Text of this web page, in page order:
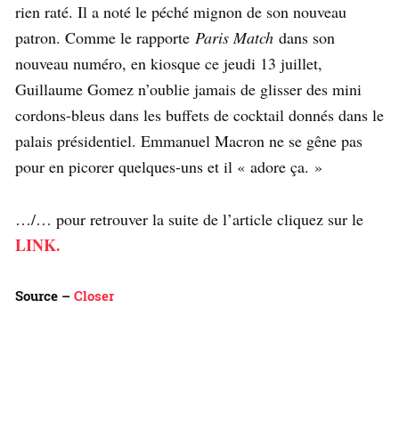
rien raté. Il a noté le péché mignon de son nouveau
patron. Comme le rapporte Paris Match dans son
nouveau numéro, en kiosque ce jeudi 13 juillet,
Guillaume Gomez n’oublie jamais de glisser des mini
cordons-bleus dans les buffets de cocktail donnés dans le
palais présidentiel. Emmanuel Macron ne se gêne pas
pour en picorer quelques-uns et il « adore ça. »
…/… pour retrouver la suite de l’article cliquez sur le
LINK.
Source – Closer